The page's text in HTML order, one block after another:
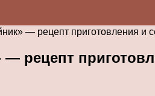
— рецепт приготовления и
рецепт